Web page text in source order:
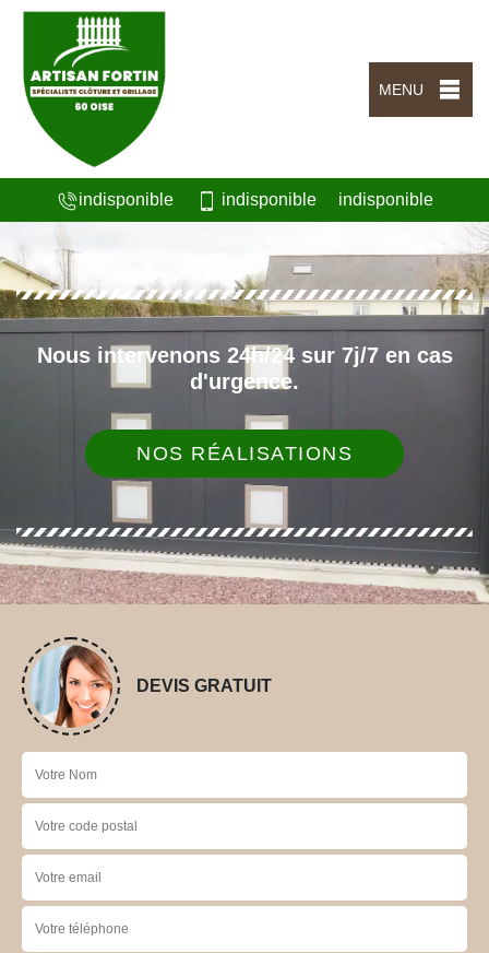
MENU
indisponible indisponible indisponible
Nous intervenons 24h/24 sur 7j/7 en cas
d'urgence.
NOS RÉALISATIONS
DEVIS GRATUIT